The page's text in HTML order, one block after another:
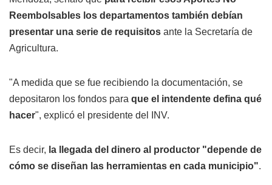
Reembolsables los departamentos también debían
presentar una serie de requisitos ante la Secretaría de
Agricultura.
"A medida que se fue recibiendo la documentación, se
depositaron los fondos para que el intendente defina qué
hacer", explicó el presidente del INV.
Es decir, la llegada del dinero al productor "depende de
cómo se diseñan las herramientas en cada municipio".